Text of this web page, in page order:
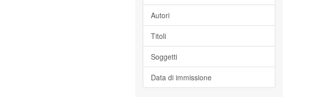
Autori
Titoli
Soggetti
Data di immissione